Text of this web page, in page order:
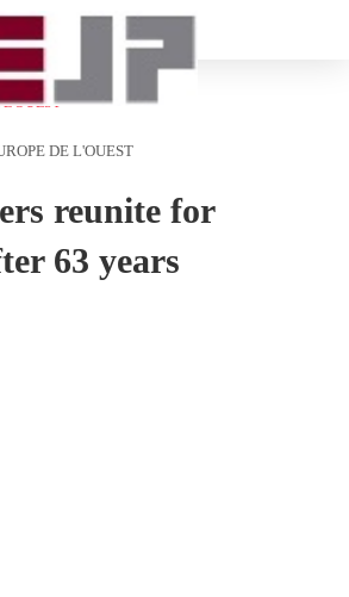
L'OUEST
DE L'OUEST
reunite for
63 years